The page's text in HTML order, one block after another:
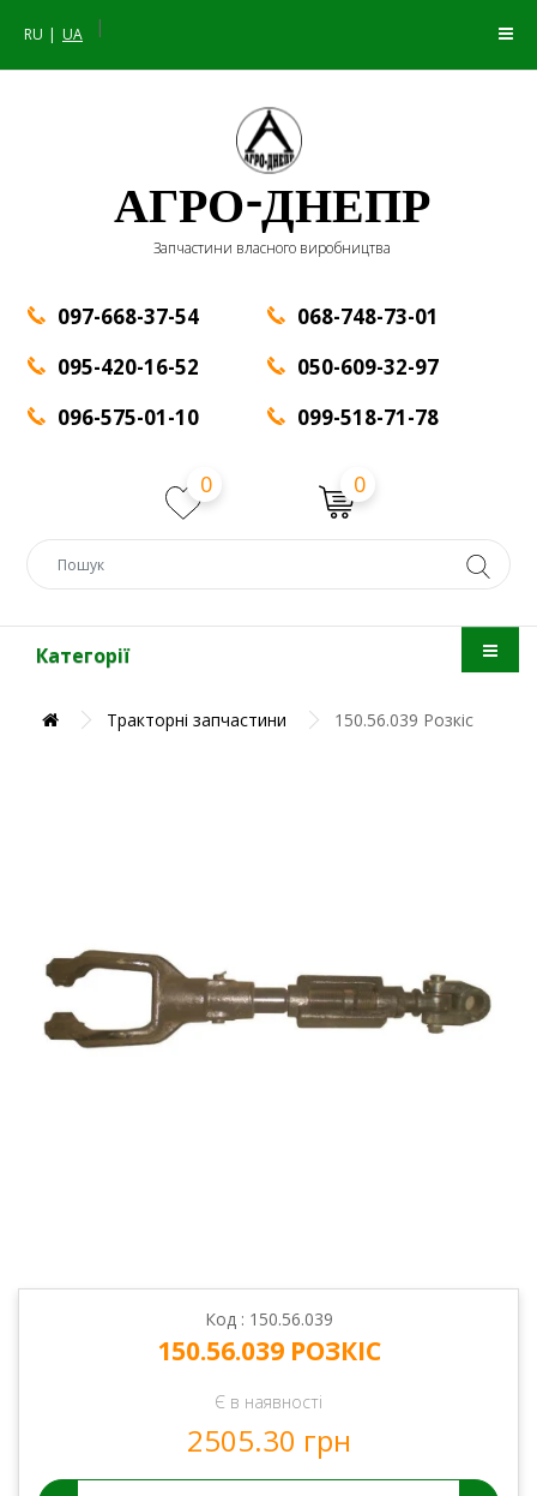
RU UA |
АГРО-ДНЕПР
Запчастини власного виробництва
097-668-37-54
095-420-16-52
096-575-01-10
068-748-73-01
050-609-32-97
099-518-71-78
0 0
Категорії
Тракторні запчастини 150.56.039 Розкіс
Код : 150.56.039
150.56.039 РОЗКІС
Є в наявності
2505.30 грн